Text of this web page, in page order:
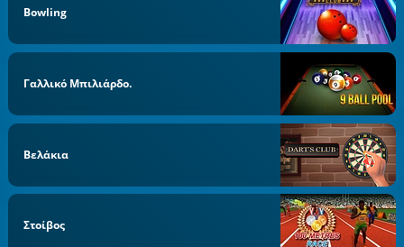
Bowling
Γαλλικό Μπιλιάρδο.
Βελάκια
Στοίβος